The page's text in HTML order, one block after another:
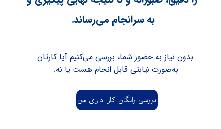
به سرانجام می‌رساند.​​​​​​​
بررسی رایگان کار اداری من
بدون نیاز به حضور شما، بررسی می‌کنیم ​​​​​​​آیا کارتان
به‌صورت نیابتی قابل انجام هست یا نه.​​​​​​​